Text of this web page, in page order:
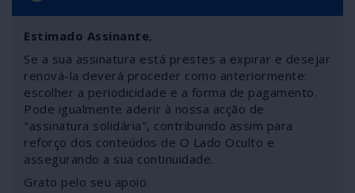
Estimado Assinante,
Se a sua assinatura está prestes a expirar e desejar
renová-la deverá proceder como anteriormente:
escolher a periodicidade e a forma de pagamento.
Pode igualmente aderir à nossa acção de
"assinatura solidária", contribuindo assim para
reforço dos conteúdos de O Lado Oculto e
assegurando a sua continuidade.
Grato pelo seu apoio